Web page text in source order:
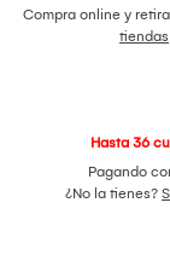
Compra online y
tiendas
Hasta 36
Pagando
¿No la tienes?